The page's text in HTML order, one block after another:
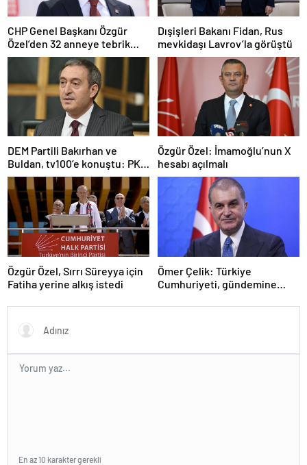
CHP Genel Başkanı Özgür
Özel’den 32 anneye tebrik
telefonu
Dışişleri Bakanı Fidan, Rus
mevkidaşı Lavrov’la görüştü
DEM Partili Bakırhan ve
Buldan, tv100’e konuştu: PKK
ne zaman kendini feshedecek
Özgür Özel: İmamoğlu’nun X
hesabı açılmalı
Özgür Özel, Sırrı Süreyya için
Fatiha yerine alkış istedi
Ömer Çelik: Türkiye
Cumhuriyeti, gündemine
En az 10 karakter gerekli